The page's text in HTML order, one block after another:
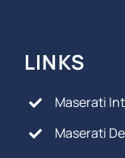
LINKS
Maserati
Maserati